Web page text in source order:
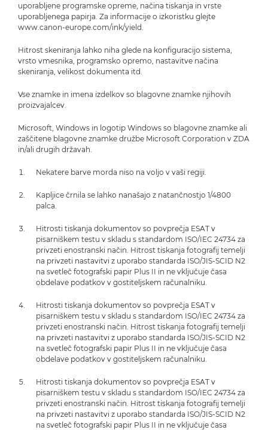
uporabljene programske opreme, načina tiskanja in vrste
uporabljenega papirja. Za informacije o izkoristku glejte
www.canon-europe.com/ink/yield.
Hitrost skeniranja lahko niha glede na konfiguracijo sistema,
vrsto vmesnika, programsko opremo, nastavitve načina
skeniranja, velikost dokumenta itd.
Vse znamke in imena izdelkov so blagovne znamke njihovih
proizvajalcev.
Microsoft, Windows in logotip Windows so blagovne znamke ali
zaščitene blagovne znamke družbe Microsoft Corporation v ZDA
in/ali drugih državah.
Nekatere barve morda niso na voljo v vaši regiji.
Kapljice črnila se lahko nanašajo z natančnostjo 1/4800
palca.
Hitrosti tiskanja dokumentov so povprečja ESAT v
pisarniškem testu v skladu s standardom ISO/IEC 24734 za
privzeti enostranski način. Hitrost tiskanja fotografij temelji
na privzeti nastavitvi z uporabo standarda ISO/JIS-SCID N2
na svetleč fotografski papir Plus II in ne vključuje časa
obdelave podatkov v gostiteljskem računalniku.
Hitrosti tiskanja dokumentov so povprečja ESAT v
pisarniškem testu v skladu s standardom ISO/IEC 24734 za
privzeti enostranski način. Hitrost tiskanja fotografij temelji
na privzeti nastavitvi z uporabo standarda ISO/JIS-SCID N2
na svetleč fotografski papir Plus II in ne vključuje časa
obdelave podatkov v gostiteljskem računalniku.
Hitrosti tiskanja dokumentov so povprečja ESAT v
pisarniškem testu v skladu s standardom ISO/IEC 24734 za
privzeti enostranski način. Hitrost tiskanja fotografij temelji
na privzeti nastavitvi z uporabo standarda ISO/JIS-SCID N2
na svetleč fotografski papir Plus II in ne vključuje časa